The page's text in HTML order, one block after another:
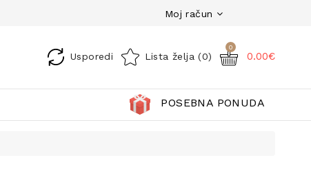
Moj račun
Usporedi Lista želja (0)
0
0.00€
POSEBNA PONUDA